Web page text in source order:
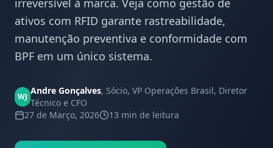
irreversível à marca. Veja como gestão de
ativos com RFID garante rastreabilidade,
manutenção preventiva e conformidade com
BPF em um único sistema.
WJ
Andre Gonçalves, Sócio, VP Operações Brasil, Diretor
Técnico e CFO
27 de Março, 2026
13 min de leitura